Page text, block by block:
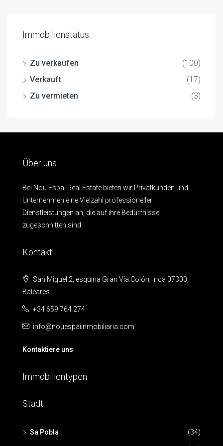
Immobilienstatus
Zu verkaufen
(100)
Verkauft
(17)
Zu vermieten
(3)
Über uns
Bei Nou Espai Real Estate bieten wir Privatkunden und
Unternehmen eine Vielzahl professioneller
Dienstleistungen an, die auf ihre Bedürfnisse
zugeschnitten sind.
Kontakt
San Miguel 2, esquina Gran Vía Colón, Inca 07300,
Baleares
+34 659 764 274
info@nouespaiinmobiliaria.com
Kontaktiere uns
Immobilientypen
Stadt
Sa Pobla (34)